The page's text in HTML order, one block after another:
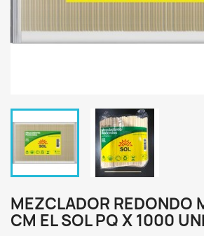
MEZCLADOR REDONDO
CM EL SOL PQ X 1000